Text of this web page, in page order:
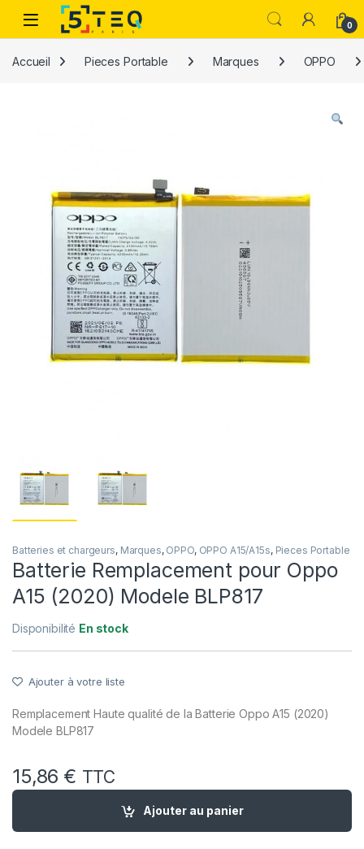
Passer à la navigation
Aller au contenu
0
Accueil Pieces Portable Marques OPPO
Batteries et chargeurs, Marques, OPPO, OPPO A15/A15s, Pieces Portable
Batterie Remplacement pour Oppo
A15 (2020) Modele BLP817
Disponibilité En stock
Ajouter à votre liste
Remplacement Haute qualité de la Batterie Oppo A15 (2020)
Modele BLP817
15,86 € TTC
quantité de Batterie Remplacement pour Oppo A15 (2020)
Ajouter au panier